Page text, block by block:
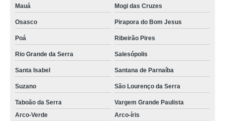
Mauá Mogi das Cruzes
Osasco Pirapora do Bom Jesus
Poá Ribeirão Pires
Rio Grande da Serra Salesópolis
Santa Isabel Santana de Parnaíba
Suzano São Lourenço da Serra
Taboão da Serra
Vargem Grande Paulista
Arco-Verde
Arco-íris